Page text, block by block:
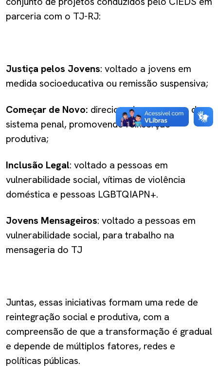
parceria com o TJ-RJ:
Justiça pelos Jovens: voltado a jovens em
medida socioeducativa ou remissão suspensiva;
Começar de Novo: direcionado a egressos do
sistema penal, promovendo reinserção
produtiva;
Inclusão Legal: voltado a pessoas em
vulnerabilidade social, vítimas de violência
doméstica e pessoas LGBTQIAPN+.
Jovens Mensageiros: voltado a pessoas em
vulnerabilidade social, para trabalho na
mensageria do TJ
Juntas, essas iniciativas formam uma rede de
reintegração social e produtiva, com a
compreensão de que a transformação é gradual
e depende de múltiplos fatores, redes e
políticas públicas.